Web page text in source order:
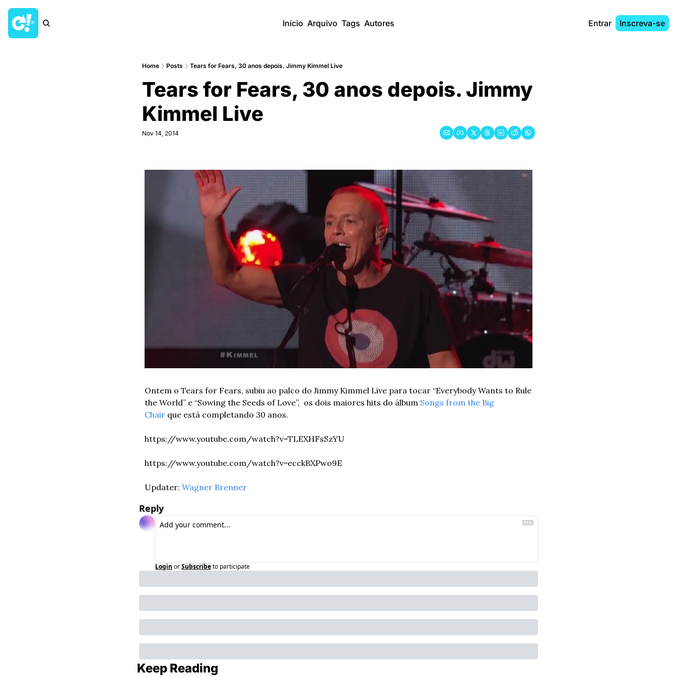
Início Arquivo Tags Autores Entrar Inscreva-se
Home Posts Tears for Fears, 30 anos depois. Jimmy Kimmel Live
Tears for Fears, 30 anos depois. Jimmy
Kimmel Live
Nov 14, 2014
Ontem o Tears for Fears, subiu ao palco do Jimmy Kimmel Live para tocar “Everybody Wants to Rule
the World” e “Sowing the Seeds of Love”,  os dois maiores hits do álbum Songs from the Big
Chair que está completando 30 anos.
https://www.youtube.com/watch?v=TLEXHFsSzYU
https://www.youtube.com/watch?v=ecckBXPwo9E
Updater: Wagner Brenner
Reply
Login orSubscribeto participate
Keep Reading